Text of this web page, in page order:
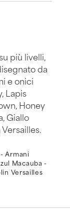
più livelli,
da
e onici
Lapis
Honey
Giallo
Armani
Macauba -
Versailles